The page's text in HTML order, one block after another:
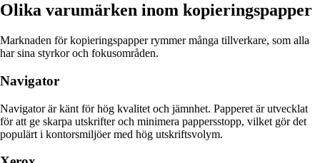
Olika varumärken inom kopieringspapper
Marknaden för kopieringspapper rymmer många tillverkare, som alla
har sina styrkor och fokusområden.
Navigator
Navigator är känt för hög kvalitet och jämnhet. Papperet är utvecklat
för att ge skarpa utskrifter och minimera pappersstopp, vilket gör det
populärt i kontorsmiljöer med hög utskriftsvolym.